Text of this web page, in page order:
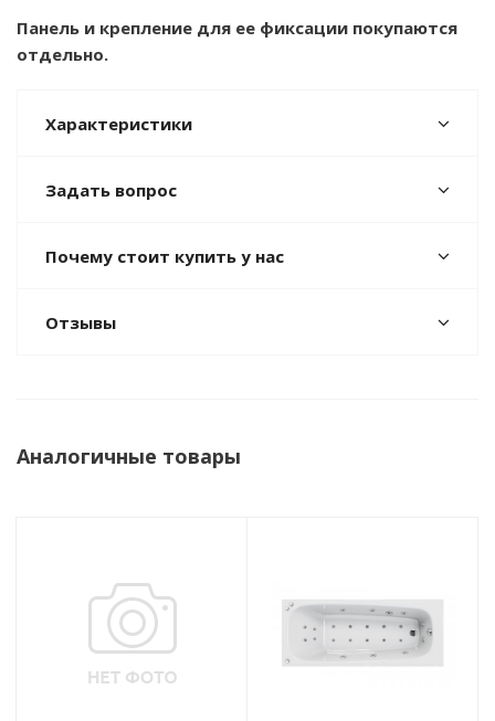
Панель и крепление для ее фиксации покупаются
отдельно.
Характеристики
Задать вопрос
Почему стоит купить у нас
Отзывы
Аналогичные товары